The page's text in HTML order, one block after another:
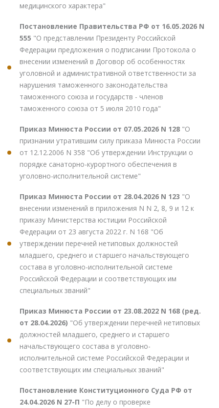
медицинского характера"
Постановление Правительства РФ от 16.05.2026 N
555 "О представлении Президенту Российской
Федерации предложения о подписании Протокола о
внесении изменений в Договор об особенностях
уголовной и административной ответственности за
нарушения таможенного законодательства
таможенного союза и государств - членов
таможенного союза от 5 июля 2010 года"
Приказ Минюста России от 07.05.2026 N 128 "О
признании утратившим силу приказа Минюста России
от 12.12.2006 N 358 "Об утверждении Инструкции о
порядке санаторно-курортного обеспечения в
уголовно-исполнительной системе"
Приказ Минюста России от 28.04.2026 N 123 "О
внесении изменений в приложения N N 2, 8, 9 и 12 к
приказу Министерства юстиции Российской
Федерации от 23 августа 2022 г. N 168 "Об
утверждении перечней нетиповых должностей
младшего, среднего и старшего начальствующего
состава в уголовно-исполнительной системе
Российской Федерации и соответствующих им
специальных званий"
Приказ Минюста России от 23.08.2022 N 168 (ред.
от 28.04.2026) "Об утверждении перечней нетиповых
должностей младшего, среднего и старшего
начальствующего состава в уголовно-
исполнительной системе Российской Федерации и
соответствующих им специальных званий"
Постановление Конституционного Суда РФ от
24.04.2026 N 27-П "По делу о проверке